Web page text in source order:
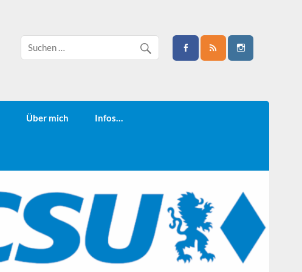
Über mich Infos…